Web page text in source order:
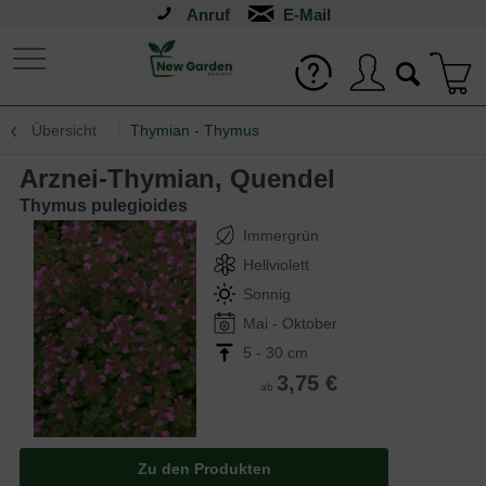
Anruf
Übersicht Thymian - Thymus
Arznei-Thymian, Quendel
Thymus pulegioides
Immergrün
Hellviolett
Sonnig
Mai - Oktober
5 - 30 cm
ab 3,75 €
Zu den Produkten